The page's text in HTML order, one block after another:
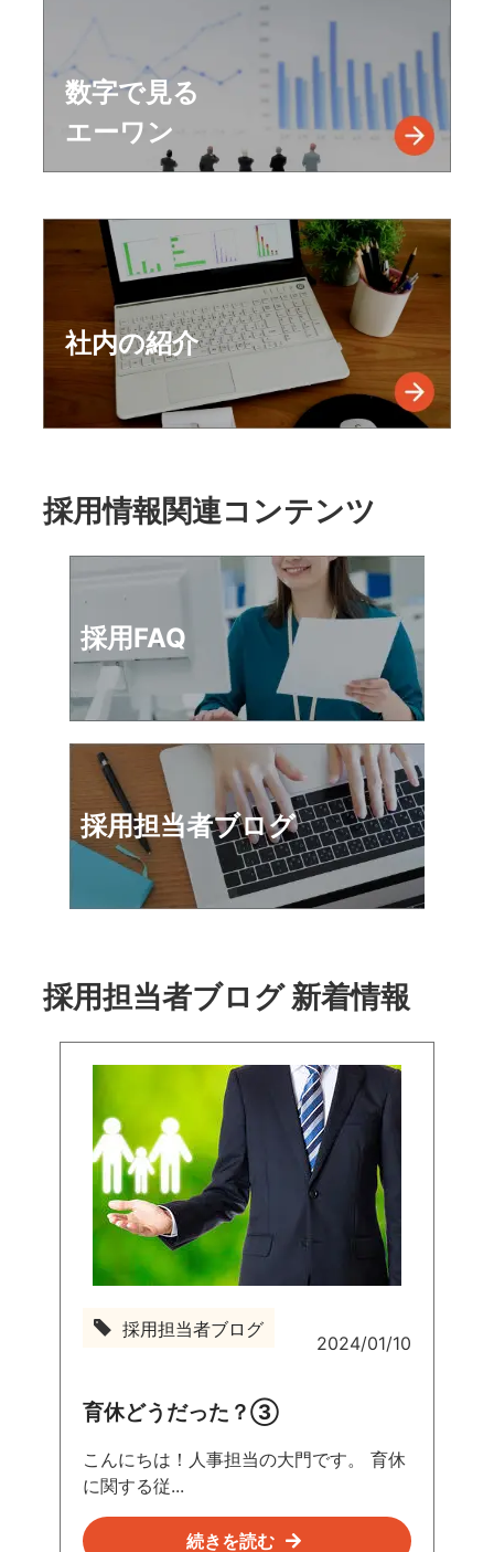
数字で見る
エーワン
社内の紹介
採用情報関連コンテンツ
採用FAQ
採用担当者ブログ
採用担当者ブログ 新着情報
担
当
者
ブ
グ
採用担当者ブログ
2024/01/10
育休どうだった？③
こんにちは！人事担当の大門です。 育休
に関する従...
続きを読む